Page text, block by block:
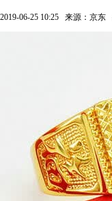
2019-06-25 10:25 来源：京东